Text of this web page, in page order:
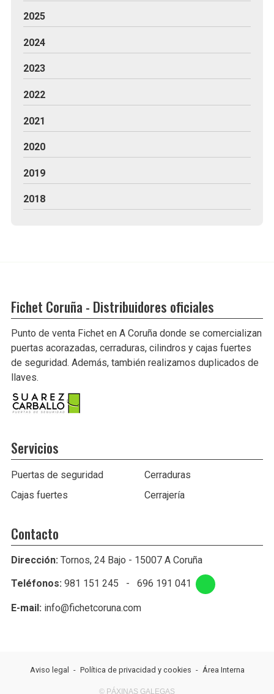
2025
2024
2023
2022
2021
2020
2019
2018
Fichet Coruña - Distribuidores oficiales
Punto de venta Fichet en A Coruña donde se comercializan
puertas acorazadas, cerraduras, cilindros y cajas fuertes
de seguridad. Además, también realizamos duplicados de
llaves.
Servicios
Puertas de seguridad
Cerraduras
Cajas fuertes
Cerrajería
Contacto
Dirección: Tornos, 24 Bajo - 15007 A Coruña
Teléfonos: 981 151 245 - 696 191 041
E-mail: info@fichetcoruna.com
Aviso legal - Política de privacidad y cookies - Área Interna
© PÁXINAS GALEGAS